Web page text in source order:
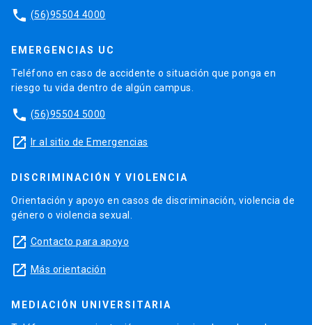
phone (56)95504 4000
EMERGENCIAS UC
Teléfono en caso de accidente o situación que ponga en
riesgo tu vida dentro de algún campus.
phone (56)95504 5000
launch Ir al sitio de Emergencias
DISCRIMINACIÓN Y VIOLENCIA
Orientación y apoyo en casos de discriminación, violencia de
género o violencia sexual.
launch Contacto para apoyo
launch Más orientación
MEDIACIÓN UNIVERSITARIA